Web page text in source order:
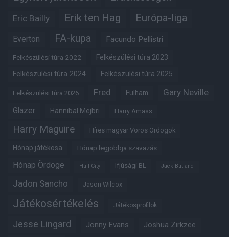
Eric Bailly Erik ten Hag Európa-liga
Everton FA-kupa Facundo Pellistri
Felkészülési túra 2022 Felkészülési túra 2023
Felkészülési túra 2024 Felkészülési túra 2025
Felkészülési túra 2026 Fred Fulham Gary Neville
Glazer Hannibal Mejbri Harry Amass
Harry Maguire Híres magyar Vörös Ördögök
Hónap játékosa Hónap legjobbja szavazás
Hónap Ördöge Hull City Ifjúsági BL Jack Butland
Jadon Sancho Jason Wilcox
Játékosértékelés Játékosprofilok
Jesse Lingard Jonny Evans Joshua Zirkzee